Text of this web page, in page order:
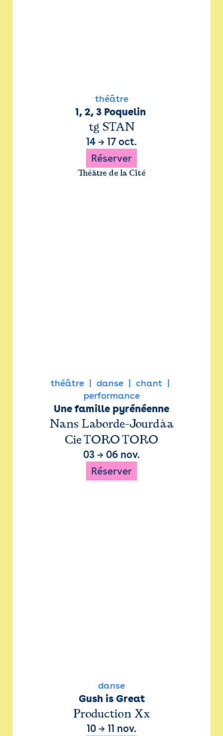
théâtre
1, 2, 3 Poquelin
tg STAN
14 → 17 oct.
Réserver
Théâtre de la Cité
théâtre danse
chant
performance
Une famille pyrénéenne
Nans Laborde-Jourdàa
Cie TORO TORO
03 → 06 nov.
Réserver
danse
Gush is Great
Production Xx
10 → 11 nov.